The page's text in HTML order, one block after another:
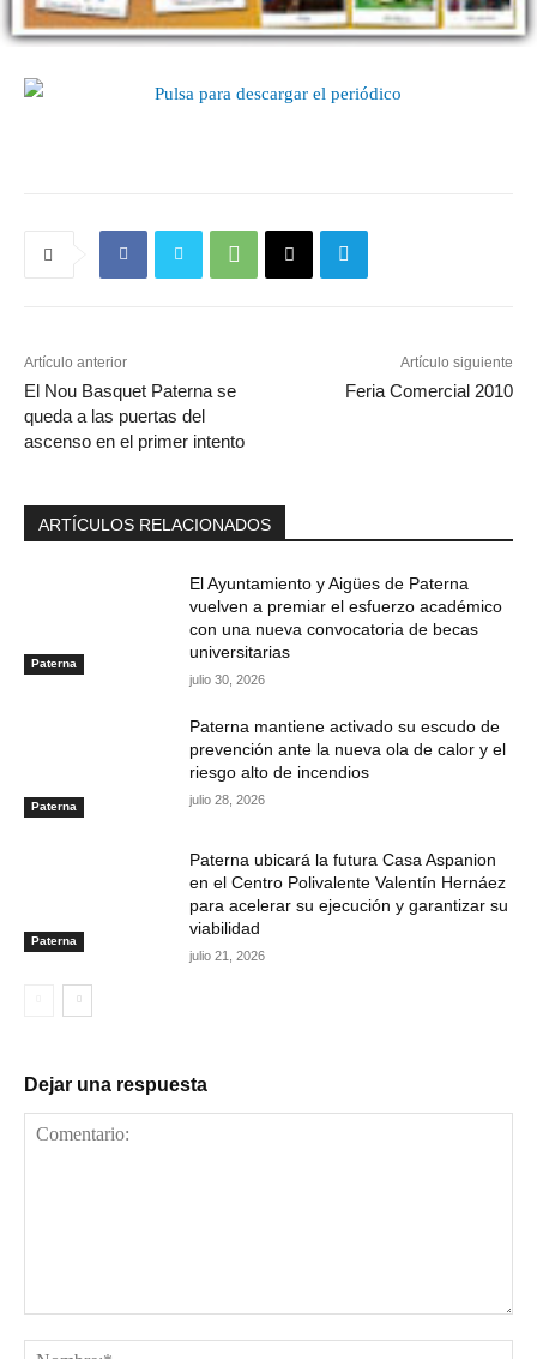
Artículo anterior
El Nou Basquet Paterna se
queda a las puertas del
ascenso en el primer intento
Artículo siguiente
Feria Comercial 2010
ARTÍCULOS RELACIONADOS
Paterna
El Ayuntamiento y Aigües de Paterna
vuelven a premiar el esfuerzo académico
con una nueva convocatoria de becas
universitarias
julio 30, 2026
Paterna
Paterna mantiene activado su escudo de
prevención ante la nueva ola de calor y el
riesgo alto de incendios
julio 28, 2026
Paterna
Paterna ubicará la futura Casa Aspanion
en el Centro Polivalente Valentín Hernáez
para acelerar su ejecución y garantizar su
viabilidad
julio 21, 2026
Dejar una respuesta